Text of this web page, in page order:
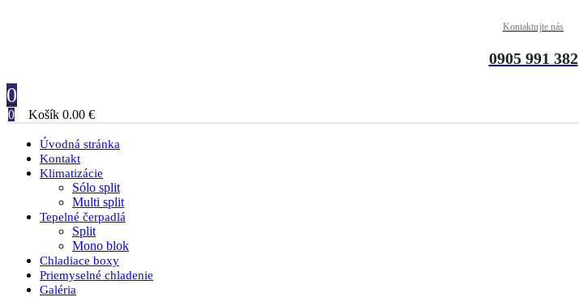
Kontaktujte nás
0905 991 382
0
0 Košík 0.00 €
Úvodná stránka
Kontakt
Klimatizácie
Sólo split
Multi split
Tepelné čerpadlá
Split
Mono blok
Chladiace boxy
Priemyselné chladenie
Galéria